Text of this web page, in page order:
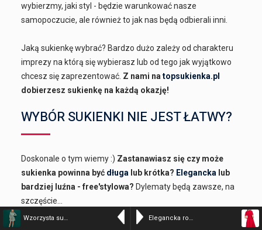
Wzorzysta sukienka z falbaną seledynowa Elegancka rozkloszowana sukienka z wywiniętą stójką czerwona
wybierzmy, jaki styl - będzie warunkować nasze
samopoczucie, ale również to jak nas będą odbierali inni.
Jaką sukienkę wybrać? Bardzo dużo zależy od charakteru
imprezy na którą się wybierasz lub od tego jak wyjątkowo
chcesz się zaprezentować. Z nami natopsukienka.pl
dobierzesz sukienkę na każdą okazję!
WYBÓR SUKIENKI NIE JEST ŁATWY?
Doskonale o tym wiemy :) Zastanawiasz się czy może
sukienka powinna być długa lub krótka? Elegancka lub
bardziej luźna - free'stylowa? Dylematy będą zawsze, na
szczęście...